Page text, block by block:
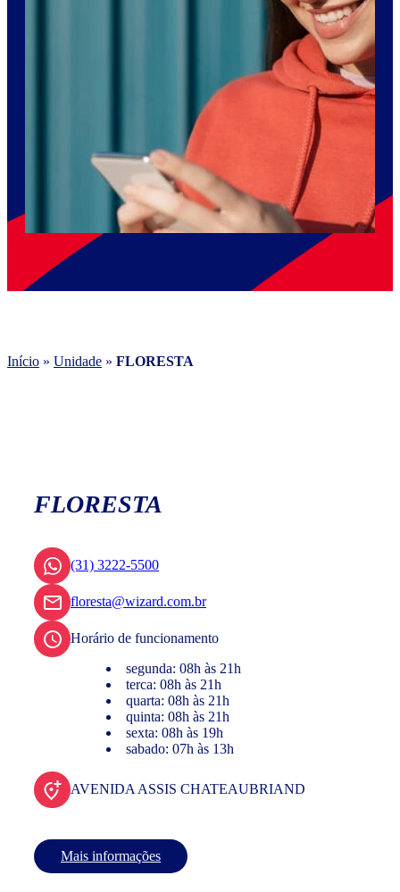
Início » Unidade » FLORESTA
FLORESTA
(31) 3222-5500
floresta@wizard.com.br
Horário de funcionamento
segunda: 08h às 21h
terca: 08h às 21h
quarta: 08h às 21h
quinta: 08h às 21h
sexta: 08h às 19h
sabado: 07h às 13h
AVENIDA ASSIS CHATEAUBRIAND
Mais informações